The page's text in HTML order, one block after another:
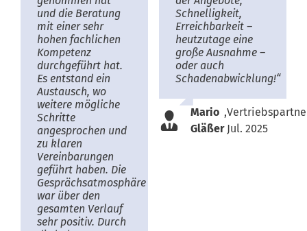
und die Beratung
mit einer sehr
hohen fachlichen
Kompetenz
durchgeführt hat.
Es entstand ein
Austausch, wo
weitere mögliche
Schritte
angesprochen und
zu klaren
Vereinbarungen
geführt haben. Die
Gesprächsatmosphäre
war über den
gesamten Verlauf
sehr positiv. Durch
Schnelligkeit,
Erreichbarkeit –
heutzutage eine
große Ausnahme –
oder auch
Schadenabwicklung!“
Mario
Gläßer
,
Jul. 2025